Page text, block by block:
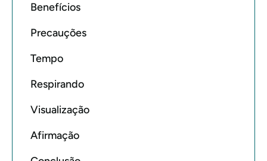
Benefícios
Precauções
Tempo
Respirando
Visualização
Afirmação